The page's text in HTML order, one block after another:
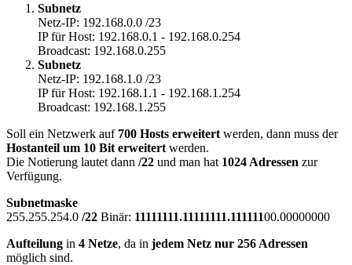
Subnetz
Netz-IP: 192.168.0.0 /23
IP für Host: 192.168.0.1 - 192.168.0.254
Broadcast: 192.168.0.255
Subnetz
Netz-IP: 192.168.1.0 /23
IP für Host: 192.168.1.1 - 192.168.1.254
Broadcast: 192.168.1.255
Soll ein Netzwerk auf 700 Hosts erweitert werden, dann muss der
Hostanteil um 10 Bit erweitert werden.
Die Notierung lautet dann /22 und man hat 1024 Adressen zur
Verfügung.
Subnetmaske
255.255.254.0 /22 Binär: 11111111.11111111.11111100.00000000
Aufteilung in 4 Netze, da in jedem Netz nur 256 Adressen
möglich sind.